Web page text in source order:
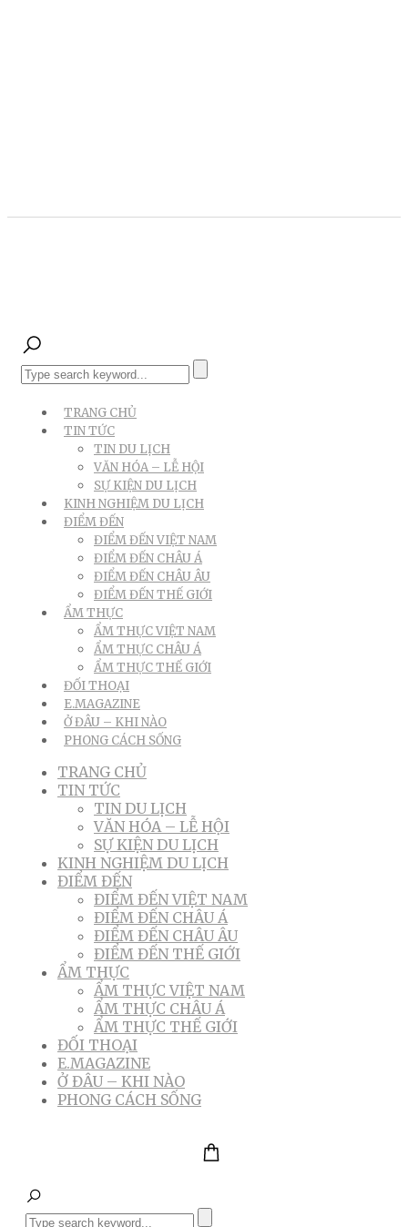
TRANG CHỦ
TIN TỨC
TIN DU LỊCH
VĂN HÓA – LỄ HỘI
SỰ KIỆN DU LỊCH
KINH NGHIỆM DU LỊCH
ĐIỂM ĐẾN
ĐIỂM ĐẾN VIỆT NAM
ĐIỂM ĐẾN CHÂU Á
ĐIỂM ĐẾN CHÂU ÂU
ĐIỂM ĐẾN THẾ GIỚI
ẨM THỰC
ẨM THỰC VIỆT NAM
ẨM THỰC CHÂU Á
ẨM THỰC THẾ GIỚI
ĐỐI THOẠI
E.MAGAZINE
Ở ĐÂU – KHI NÀO
PHONG CÁCH SỐNG
TRANG CHỦ
TIN TỨC
TIN DU LỊCH
VĂN HÓA – LỄ HỘI
SỰ KIỆN DU LỊCH
KINH NGHIỆM DU LỊCH
ĐIỂM ĐẾN
ĐIỂM ĐẾN VIỆT NAM
ĐIỂM ĐẾN CHÂU Á
ĐIỂM ĐẾN CHÂU ÂU
ĐIỂM ĐẾN THẾ GIỚI
ẨM THỰC
ẨM THỰC VIỆT NAM
ẨM THỰC CHÂU Á
ẨM THỰC THẾ GIỚI
ĐỐI THOẠI
E.MAGAZINE
Ở ĐÂU – KHI NÀO
PHONG CÁCH SỐNG